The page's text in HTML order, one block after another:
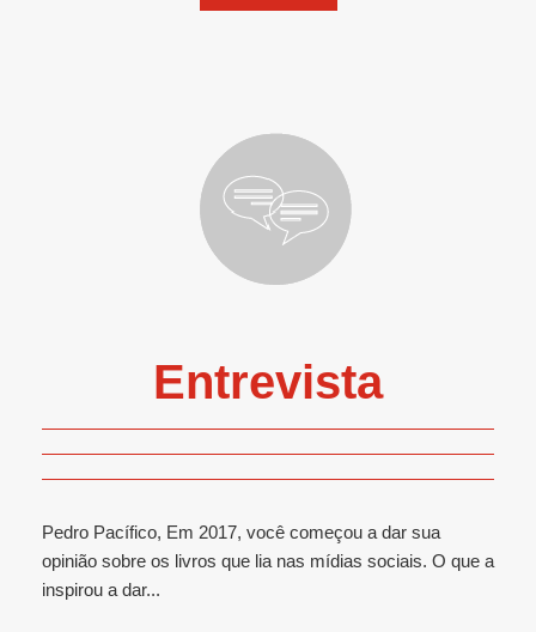
Entrevista
Pedro Pacífico, Em 2017, você começou a dar sua
opinião sobre os livros que lia nas mídias sociais. O que a
inspirou a dar...